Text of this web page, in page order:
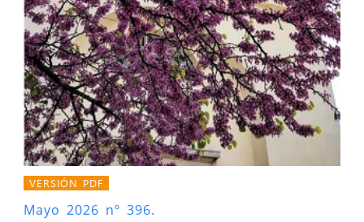
VERSIÓN PDF
Mayo 2026 nº 396.